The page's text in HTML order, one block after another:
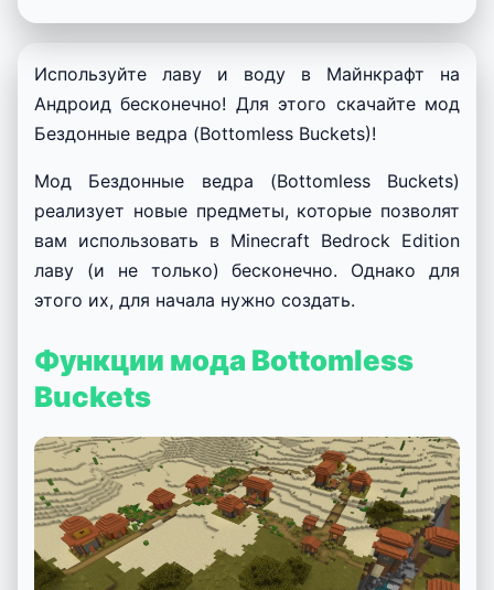
Используйте лаву и воду в Майнкрафт на
Андроид бесконечно! Для этого скачайте мод
Бездонные ведра (Bottomless Buckets)!
Мод Бездонные ведра (Bottomless Buckets)
реализует новые предметы, которые позволят
вам использовать в Minecraft Bedrock Edition
лаву (и не только) бесконечно. Однако для
этого их, для начала нужно создать.
Функции мода Bottomless
Buckets